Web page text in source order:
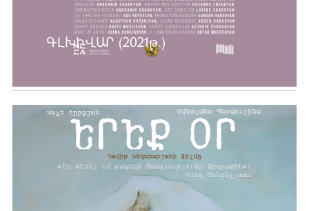
ԳԼԽԻՎԱՐ (2021թ.)